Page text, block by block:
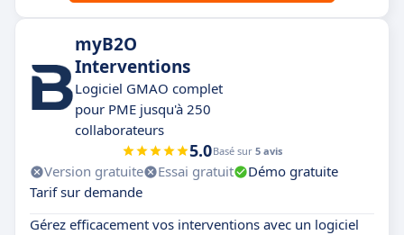
myB2O
Interventions
Logiciel GMAO complet
pour PME jusqu'à 250
collaborateurs
5.0Basé sur 5 avis
Version gratuite Essai gratuit
Démo gratuite
Tarif sur demande
Gérez efficacement vos interventions avec un logiciel